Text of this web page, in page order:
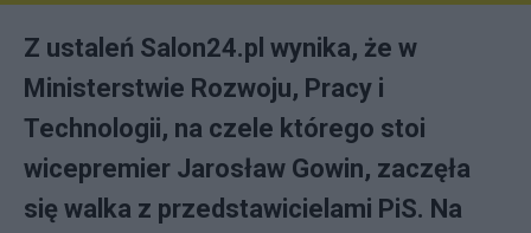
Z ustaleń Salon24.pl wynika, że w
Ministerstwie Rozwoju, Pracy i
Technologii, na czele którego stoi
wicepremier Jarosław Gowin, zaczęła
się walka z przedstawicielami PiS. Na